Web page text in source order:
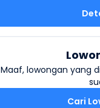
Maaf, lowongan yang
Cari